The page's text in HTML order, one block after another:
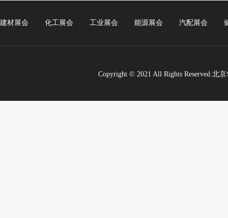
建材展会 化工展会 工业展会 能源展会 汽配展会
Copyright © 2021 All Rights Reserved.北